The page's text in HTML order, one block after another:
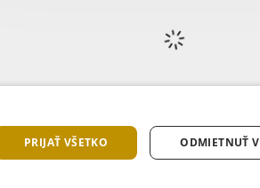
PRIJAŤ VŠETKO ODMIETNUŤ